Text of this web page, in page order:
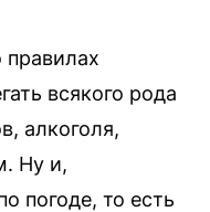
всякого рода
алкоголя,
Ну и,
погоде, то есть